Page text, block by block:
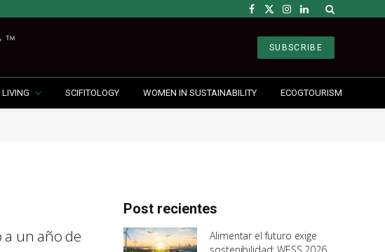
Facebook
X
Instagram
LinkedIn
SUBSCRIBE
LIVING SCIFITOLOGY WOMEN IN SUSTAINABILITY ECOGTOURISM
a un año de
Post recientes
Alimentar el futuro exige